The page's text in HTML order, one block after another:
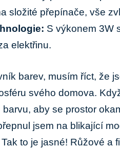
složité přepínače, vše
S výkonem 3W
elektřinu.
barev, ​musím říct, ⁣že
svého domova.
​aby se prostor
jsem na blikající
to je ‌jasné! Růžové a